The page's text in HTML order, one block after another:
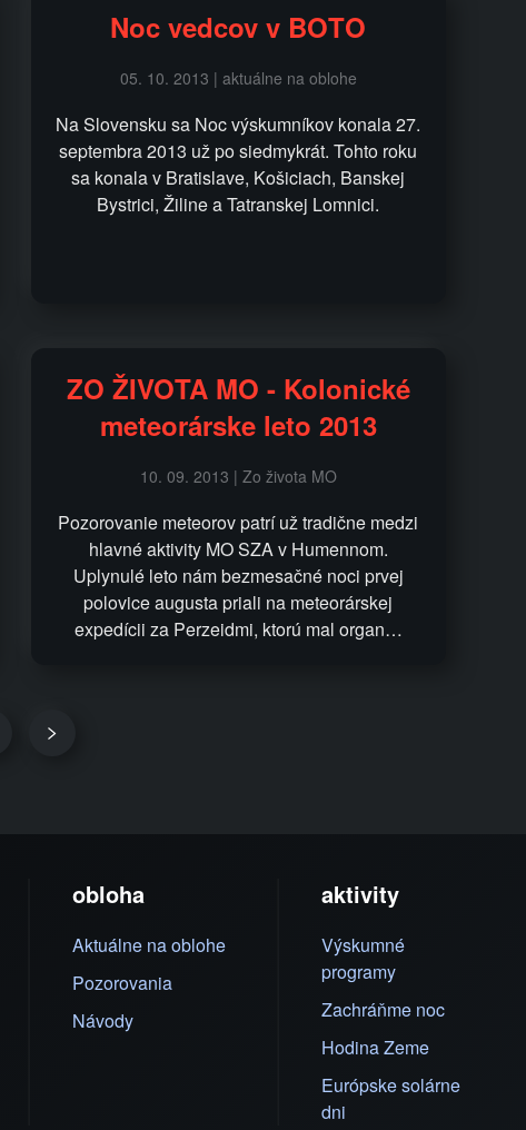
Noc vedcov v BOTO
05. 10. 2013 | aktuálne na oblohe
Na Slovensku sa Noc výskumníkov konala 27.
septembra 2013 už po siedmykrát. Tohto roku
sa konala v Bratislave, Košiciach, Banskej
Bystrici, Žiline a Tatranskej Lomnici.
ZO ŽIVOTA MO - Kolonické
meteorárske leto 2013
10. 09. 2013 | Zo života MO
Pozorovanie meteorov patrí už tradične medzi
hlavné aktivity MO SZA v Humennom.
Uplynulé leto nám bezmesačné noci prvej
polovice augusta priali na meteorárskej
expedícii za Perzeidmi, ktorú mal organ…
obloha
Aktuálne na oblohe
Pozorovania
Návody
aktivity
Výskumné
programy
Zachráňme noc
Hodina Zeme
Európske solárne
dni